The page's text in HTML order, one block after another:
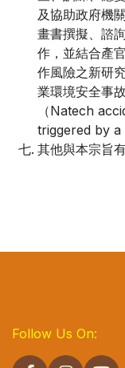
及協助政府機
畫書撰擬、諮
作，並結合產
作風險之新研
業環境安全事
（Natech
triggered by a
其他與本宗旨
Follow Us On: